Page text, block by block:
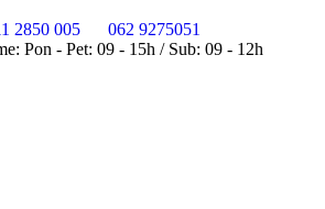
2850 005
062 9275051
Pon - Pet: 09 - 15h / Sub: 09 - 12h